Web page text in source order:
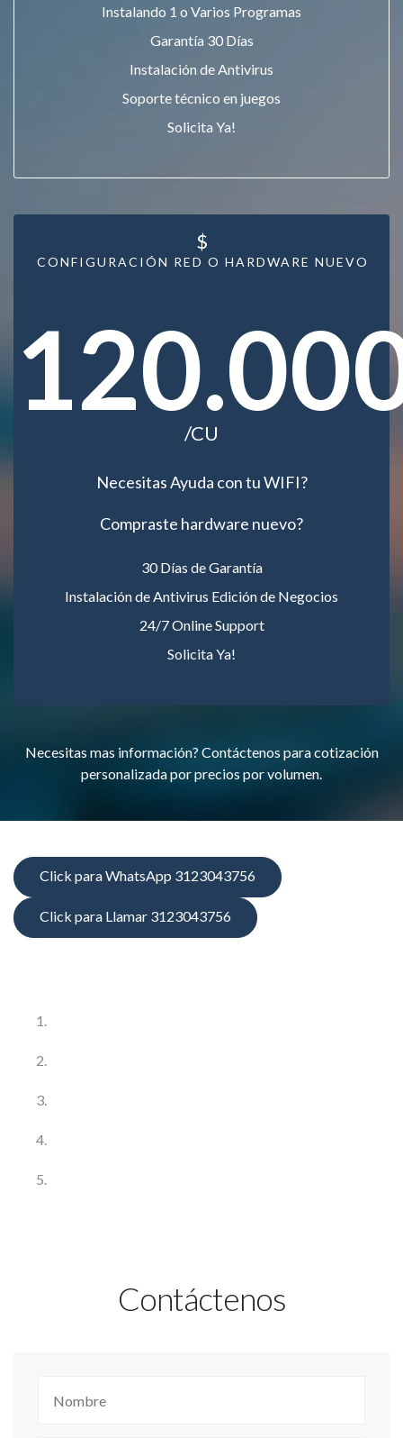
Instalando 1 o Varios Programas
Garantía 30 Días
Instalación de Antivirus
Soporte técnico en juegos
Solicita Ya!
CONFIGURACIÓN RED O HARDWARE NUEVO
$
/CU
Necesitas Ayuda con tu WIFI?
Compraste hardware nuevo?
30 Días de Garantía
Instalación de Antivirus Edición de Negocios
24/7 Online Support
Solicita Ya!
Necesitas mas información? Contáctenos para cotización
personalizada por precios por volumen.
Click para WhatsApp 3123043756
Click para Llamar 3123043756
Contáctenos